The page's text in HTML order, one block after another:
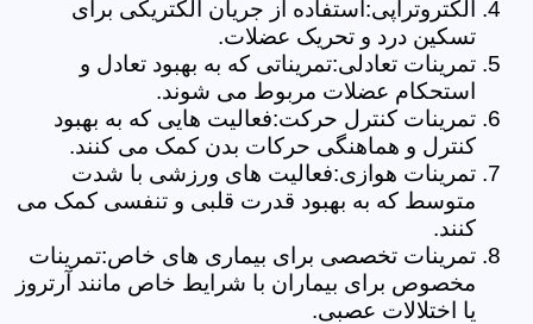
الکتروتراپی:استفاده از جریان الکتریکی برای
تسکین درد و تحریک عضلات.
تمرینات تعادلی:تمریناتی که به بهبود تعادل و
استحکام عضلات مربوط می شوند.
تمرینات کنترل حرکت:فعالیت هایی که به بهبود
کنترل و هماهنگی حرکات بدن کمک می کنند.
تمرینات هوازی:فعالیت های ورزشی با شدت
متوسط که به بهبود قدرت قلبی و تنفسی کمک می
کنند.
تمرینات تخصصی برای بیماری های خاص:تمرینات
مخصوص برای بیماران با شرایط خاص مانند آرتروز
یا اختلالات عصبی.